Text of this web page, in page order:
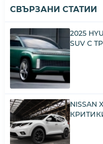
СВЪРЗАНИ СТАТИИ
2025
SUV С
NISSAN